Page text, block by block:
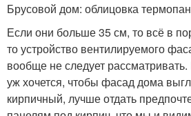
Брусовой дом: облицовка
Если они больше 35 см, то всё в
то устройство вентилируемого
вообще не следует
уж хочется, чтобы фасад дома
кирпичный, лучше отдать